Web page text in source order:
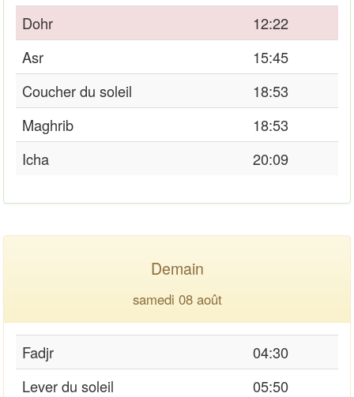
Dohr
12:22
Asr
15:45
Coucher du soleil
18:53
Maghrib
18:53
Icha
20:09
Demain
samedi 08 août
Fadjr
04:30
Lever du soleil
05:50